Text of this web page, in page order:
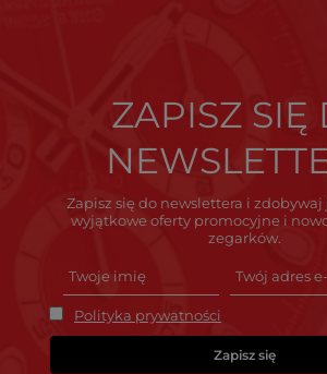
ZAPISZ SIĘ
Zapisz się do newslettera i
wyjątkowe oferty promocyjne i
zegarków.
Polityka prywatności
Zapisz się